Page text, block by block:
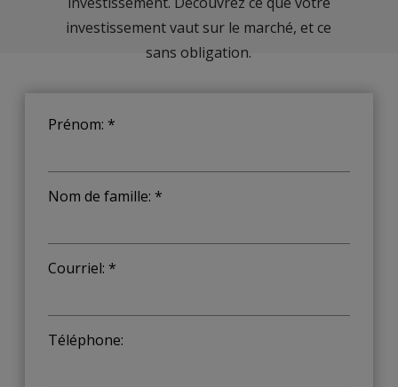
investissement vaut sur le marché, et ce
sans obligation.
Prénom: *
Nom de famille: *
Courriel: *
Téléphone: